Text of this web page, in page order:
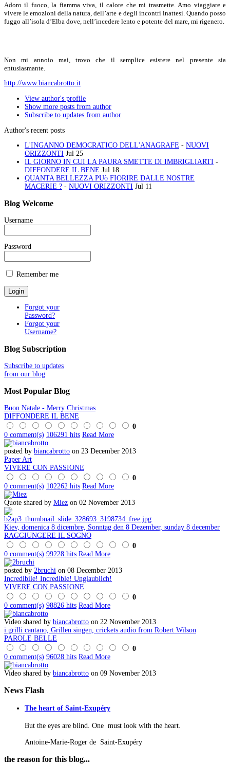
Adoro il fuoco, la fiamma viva, il calore che mi trasmette. Amo viaggiare e
vivere le emozioni della natura, dell’arte e degli incontri inattesi. Quando posso
fuggo all’isola d’Elba dove, nell’incedere lento e potente del mare, mi rigenero.
Non mi annoio mai, trovo che il semplice esistere nel presente sia
entusiasmante.
http://www.biancabrotto.it
View author's profile
Show more posts from author
Subscribe to updates from author
Author's recent posts
L'INGANNO DEMOCRATICO DELL'ANAGRAFE - NUOVI
ORIZZONTI Jul 25
IL GIORNO IN CUI LA PAURA SMETTE DI IMBRIGLIARTI -
DIFFONDERE IL BENE Jul 18
QUANTA BELLEZZA PUò FIORIRE DALLE NOSTRE
MACERIE ? - NUOVI ORIZZONTI Jul 11
Blog Welcome
Username
Password
Remember me
Forgot your
Password?
Forgot your
Username?
Blog Subscription
Subscribe to updates
from our blog
Most Popular Blog
Buon Natale - Merry Christmas
DIFFONDERE IL BENE
0
0 comment(s) 106291 hits Read More
posted by biancabrotto on 23 December 2013
Paper Art
VIVERE CON PASSIONE
0
0 comment(s) 102262 hits Read More
Quote shared by Miez on 02 November 2013
Kiev, domenica 8 dicembre, Sonntag den 8 Dezember, sunday 8 december
RAGGIUNGERE IL SOGNO
0
0 comment(s) 99228 hits Read More
posted by 2bruchi on 08 December 2013
Incredibile! Incredible! Unglaublich!
VIVERE CON PASSIONE
0
0 comment(s) 98826 hits Read More
Video shared by biancabrotto on 22 November 2013
i grilli cantano, Grillen singen, crickets audio from Robert Wilson
PAROLE BELLE
0
0 comment(s) 96028 hits Read More
Video shared by biancabrotto on 09 November 2013
News Flash
The heart of Saint-Exupéry
But the eyes are blind. One must look with the heart.
Antoine-Marie-Roger de Saint-Exupéry
the reason for this blog...